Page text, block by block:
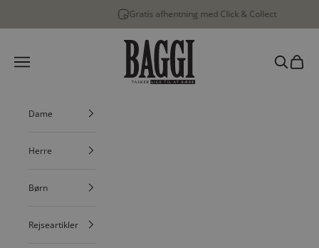
Gratis afhentning med Click & Collect
…
BAGGI
Menu
Søg
Dame
Herre
Børn
Rejseartikler